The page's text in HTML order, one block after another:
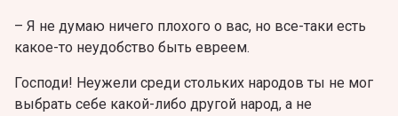
– Я не думаю ничего плохого о вас, но все-таки есть
какое-то неудобство быть евреем.
Господи! Неужели среди стольких народов ты не мог
выбрать себе какой-либо другой народ, а не